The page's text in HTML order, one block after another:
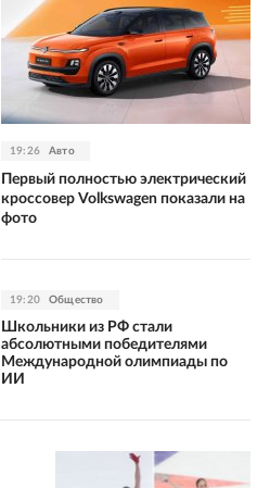
19:26 Авто
Первый полностью электрический
кроссовер Volkswagen показали на
фото
19:20 Общество
Школьники из РФ стали
абсолютными победителями
Международной олимпиады по
ИИ